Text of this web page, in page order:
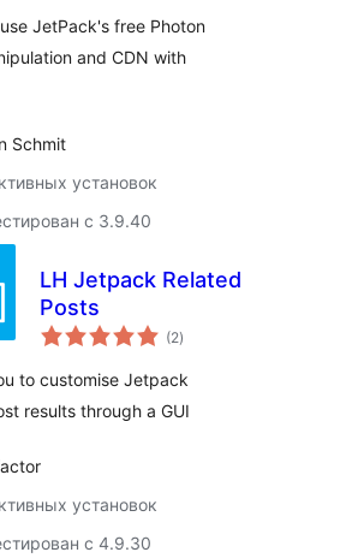
JetPack's free Photon
and CDN with
Schmit
установок
с 3.9.40
LH Jetpack Related
Posts
(2общий
рейтинг
)
to customise Jetpack
results through a GUI
установок
с 4.9.30